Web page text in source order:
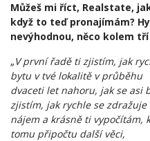
Můžeš mi říct, Realstate,
když to teď pronajímám?
nevýhodnou, něco kolem
„V první řadě ti zjistím, jak
bytu v tvé lokalitě v průběhu
dvaceti let nahoru, jak se asi
zjistím, jak rychle se zdražuje
nájem a krásně ti vypočítám,
tomu připočtu další věci,